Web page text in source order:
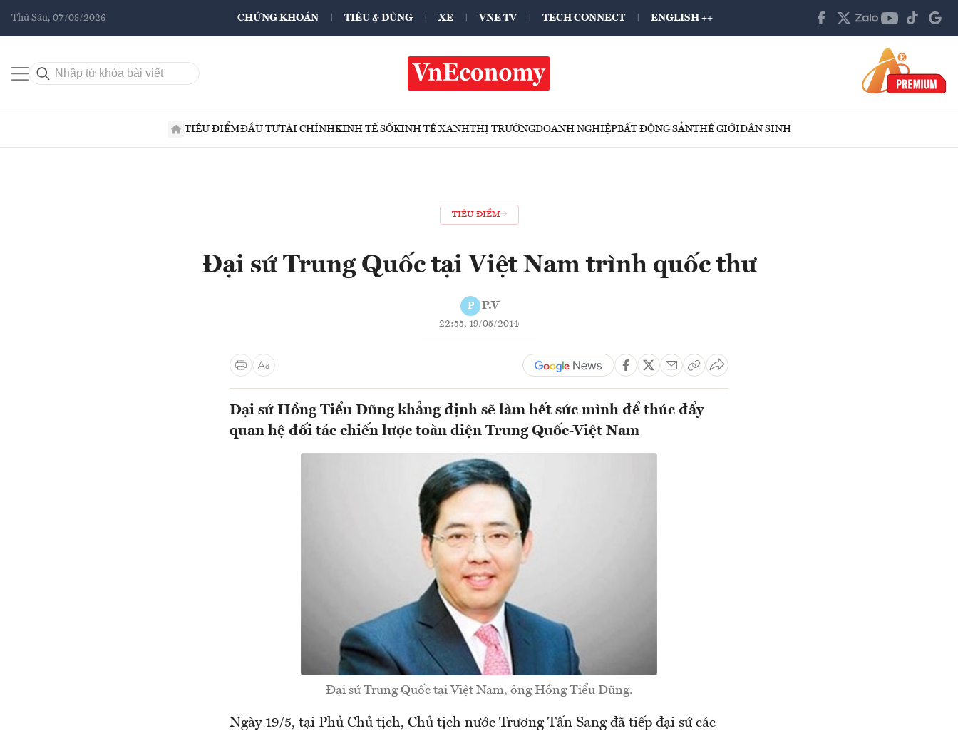
Thứ Sáu, 07/08/2026 CHỨNG KHOÁN TIÊU & DÙNG XE VNE TV TECH CONNECT ENGLISH ++
TIÊU ĐIỂMĐẦU TƯTÀI CHÍNHKINH TẾ SỐKINH TẾ XANHTHỊ TRƯỜNGDOANH NGHIỆPBẤT ĐỘNG SẢNTHẾ GIỚIDÂN SINH
TIÊU ĐIỂM
Đại sứ Trung Quốc tại Việt Nam trình quốc thư
P P.V
22:55, 19/05/2014
Đại sứ Hồng Tiểu Dũng khẳng định sẽ làm hết sức mình để thúc đẩy
quan hệ đối tác chiến lược toàn diện Trung Quốc-Việt Nam
Đại sứ Trung Quốc tại Việt Nam, ông Hồng Tiểu Dũng.
Ngày 19/5, tại Phủ Chủ tịch, Chủ tịch nước Trương Tấn Sang đã tiếp đại sứ các